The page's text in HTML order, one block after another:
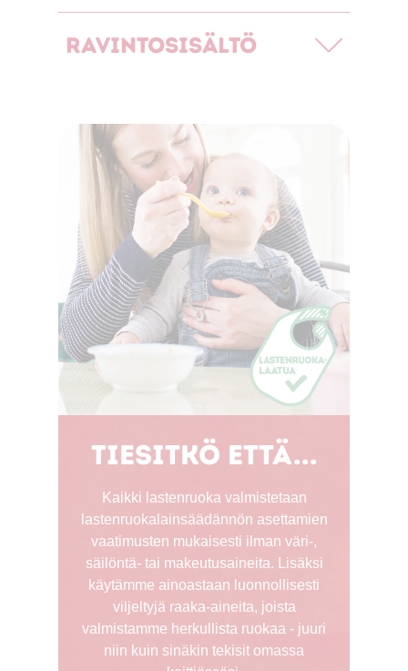
Ravintosisältö
Tiesitkö että...
Kaikki lastenruoka valmistetaan
lastenruokalainsäädännön asettamien
vaatimusten mukaisesti ilman väri-,
säilöntä- tai makeutusaineita. Lisäksi
käytämme ainoastaan luonnollisesti
viljeltyjä raaka-aineita, joista
valmistamme herkullista ruokaa - juuri
niin kuin sinäkin tekisit omassa